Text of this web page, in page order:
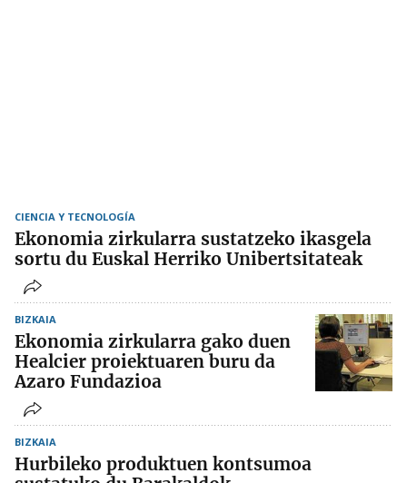
CIENCIA Y TECNOLOGÍA
Ekonomia zirkularra sustatzeko ikasgela
sortu du Euskal Herriko Unibertsitateak
BIZKAIA
Ekonomia zirkularra gako duen
Healcier proiektuaren buru da
Azaro Fundazioa
BIZKAIA
Hurbileko produktuen kontsumoa